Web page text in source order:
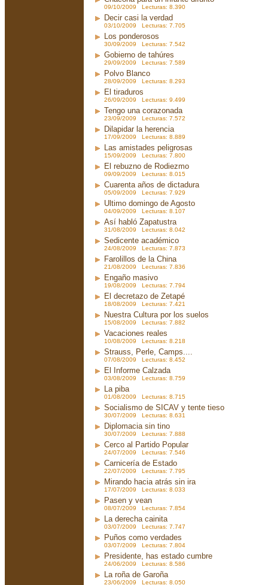
09/10/2009 Lecturas: 8.390
Decir casi la verdad
03/10/2009 Lecturas: 7.705
Los ponderosos
30/09/2009 Lecturas: 7.542
Gobierno de tahúres
29/09/2009 Lecturas: 7.589
Polvo Blanco
28/09/2009 Lecturas: 8.293
El tiraduros
26/09/2009 Lecturas: 9.499
Tengo una corazonada
23/09/2009 Lecturas: 7.572
Dilapidar la herencia
17/09/2009 Lecturas: 8.889
Las amistades peligrosas
15/09/2009 Lecturas: 7.800
El rebuzno de Rodiezmo
09/09/2009 Lecturas: 8.015
Cuarenta años de dictadura
05/09/2009 Lecturas: 7.929
Ultimo domingo de Agosto
04/09/2009 Lecturas: 8.107
Así habló Zapatustra
31/08/2009 Lecturas: 8.042
Sedicente académico
24/08/2009 Lecturas: 7.873
Farolillos de la China
21/08/2009 Lecturas: 7.836
Engaño masivo
19/08/2009 Lecturas: 7.794
El decretazo de Zetapé
18/08/2009 Lecturas: 7.421
Nuestra Cultura por los suelos
15/08/2009 Lecturas: 7.882
Vacaciones reales
10/08/2009 Lecturas: 8.218
Strauss, Perle, Camps....
07/08/2009 Lecturas: 8.452
El Informe Calzada
03/08/2009 Lecturas: 8.759
La piba
01/08/2009 Lecturas: 8.715
Socialismo de SICAV y tente tieso
30/07/2009 Lecturas: 8.631
Diplomacia sin tino
30/07/2009 Lecturas: 7.888
Cerco al Partido Popular
24/07/2009 Lecturas: 7.546
Carnicería de Estado
22/07/2009 Lecturas: 7.795
Mirando hacia atrás sin ira
17/07/2009 Lecturas: 8.033
Pasen y vean
08/07/2009 Lecturas: 7.854
La derecha cainita
03/07/2009 Lecturas: 7.747
Puños como verdades
03/07/2009 Lecturas: 7.804
Presidente, has estado cumbre
24/06/2009 Lecturas: 8.586
La roña de Garoña
23/06/2009 Lecturas: 8.050